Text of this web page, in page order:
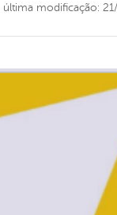
última modificação: